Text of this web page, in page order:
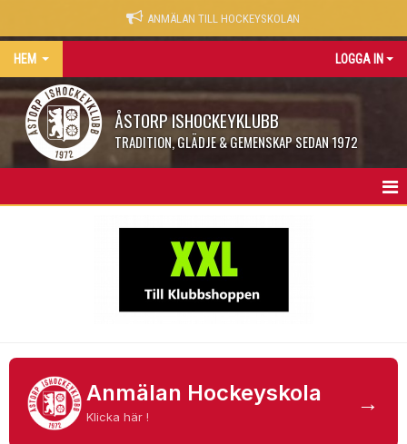
ANMÄLAN TILL HOCKEYSKOLAN
HEM LOGGA IN
ÅSTORP ISHOCKEYKLUBB
TRADITION, GLÄDJE & GEMENSKAP SEDAN 1972
LEGENDARER
TV-PUCKARE
Anmälan Hockeyskola
Klicka här !
→